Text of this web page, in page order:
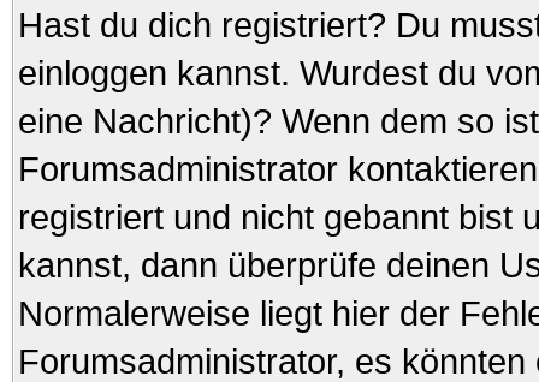
Hast du dich registriert? Du
einloggen kannst. Wurdest du
eine Nachricht)? Wenn dem so
Forumsadministrator
registriert und nicht gebannt bist
kannst, dann überprüfe deinen
Normalerweise liegt hier der
Forumsadministrator, es